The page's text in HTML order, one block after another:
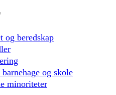
og beredskap
og skole
minoriteter